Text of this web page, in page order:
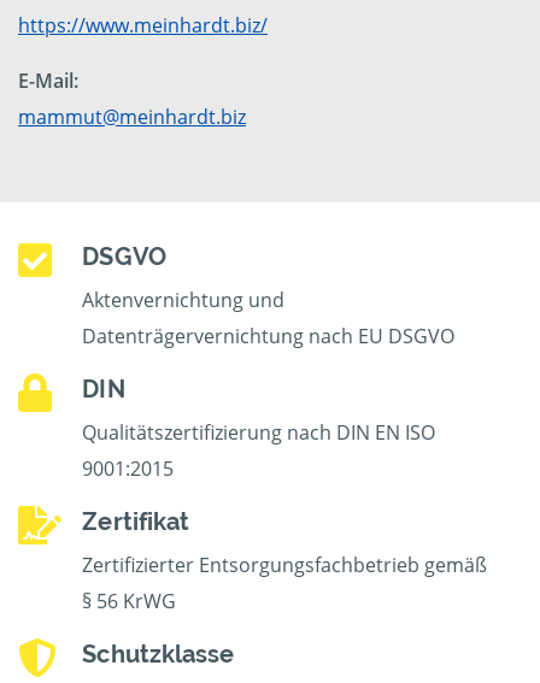
https://www.meinhardt.biz/
E-Mail:
mammut@meinhardt.biz
DSGVO
Aktenvernichtung und
Datenträgervernichtung nach EU DSGVO
DIN
Qualitätszertifizierung nach DIN EN ISO
9001:2015
Zertifikat
Zertifizierter Entsorgungsfachbetrieb gemäß
§ 56 KrWG
Schutzklasse